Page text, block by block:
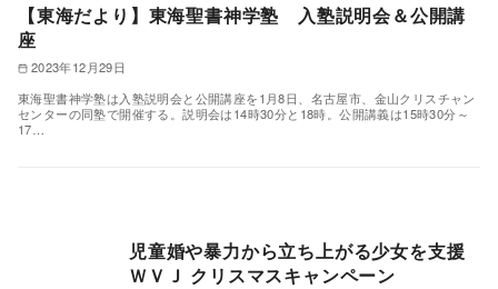
【東海だより】東海聖書神学塾 入塾説明会＆公開講
座
2023年12月29日
東海聖書神学塾は入塾説明会と公開講座を1月8日、名古屋市、金山クリスチャン
センターの同塾で開催する。説明会は14時30分と18時。公開講義は15時30分～
17…
児童婚や暴力から立ち上がる少女を支援
ＷＶＪ クリスマスキャンペーン